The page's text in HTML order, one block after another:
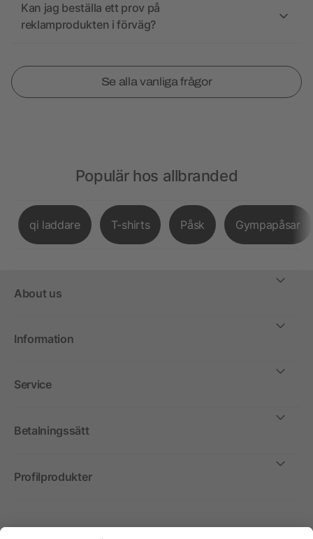
Kan jag beställa ett prov på
reklamprodukten i förväg?
Se alla vanliga frågor
Populär hos allbranded
qi laddare T-shirts Påsk Gympapåsar
About us
Information
Service
Betalningssätt
Profilprodukter